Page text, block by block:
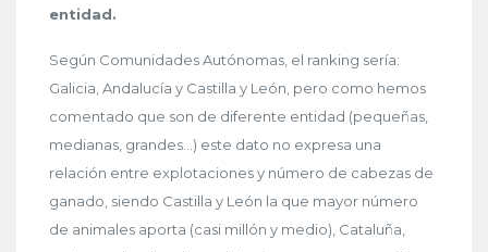
entidad.
Según Comunidades Autónomas, el ranking sería:
Galicia, Andalucía y Castilla y León, pero como hemos
comentado que son de diferente entidad (pequeñas,
medianas, grandes…) este dato no expresa una
relación entre explotaciones y número de cabezas de
ganado, siendo Castilla y León la que mayor número
de animales aporta (casi millón y medio), Cataluña,